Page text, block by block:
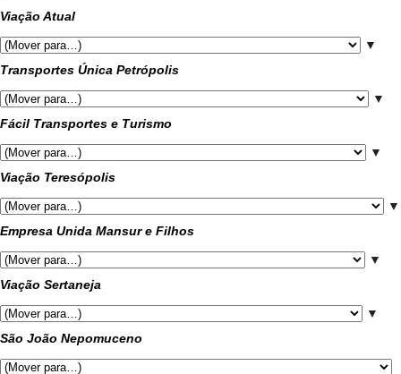
Viação Atual
▼
Transportes Única Petrópolis
▼
Fácil Transportes e Turismo
▼
Viação Teresópolis
▼
Empresa Unida Mansur e Filhos
▼
Viação Sertaneja
▼
São João Nepomuceno